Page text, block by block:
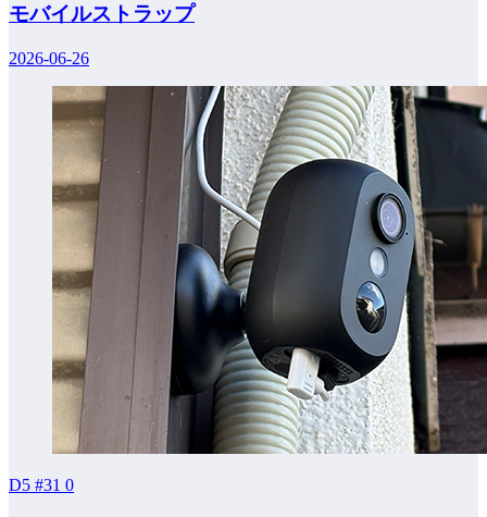
モバイルストラップ
2026-06-26
D5 #31 0